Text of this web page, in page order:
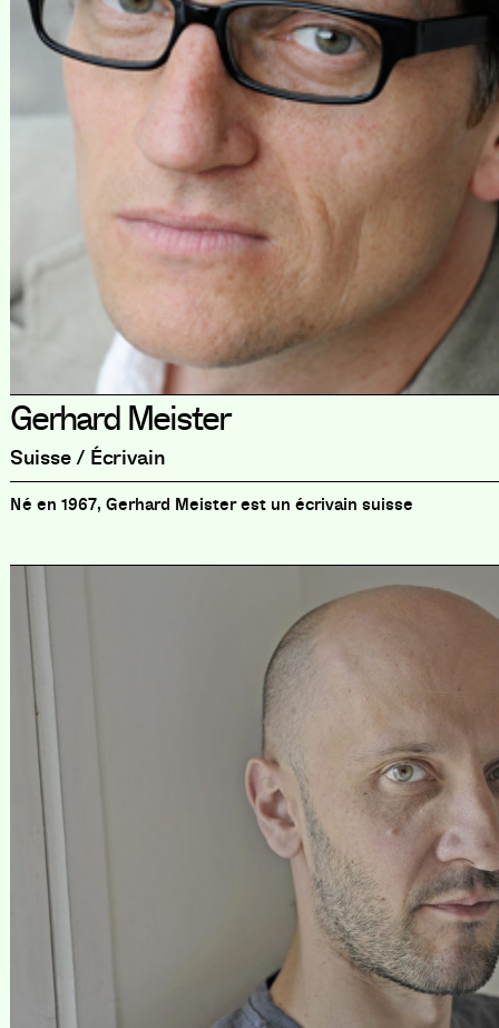
Gerhard Meister
Suisse / Écrivain
Né en 1967, Gerhard Meister est un écrivain suisse